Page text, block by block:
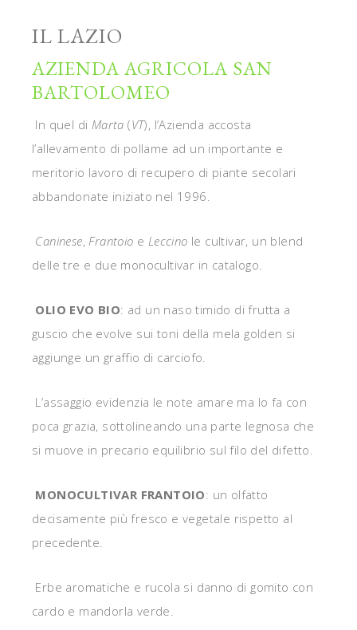
IL LAZIO
AZIENDA AGRICOLA SAN
BARTOLOMEO
In quel di Marta (VT), l’Azienda accosta
l’allevamento di pollame ad un importante e
meritorio lavoro di recupero di piante secolari
abbandonate iniziato nel 1996.
Caninese,Frantoio e Leccino le cultivar, un blend
delle tre e due monocultivar in catalogo.
OLIO EVO BIO: ad un naso timido di frutta a
guscio che evolve sui toni della mela golden si
aggiunge un graffio di carciofo.
L’assaggio evidenzia le note amare ma lo fa con
poca grazia, sottolineando una parte legnosa che
si muove in precario equilibrio sul filo del difetto.
MONOCULTIVAR FRANTOIO: un olfatto
decisamente più fresco e vegetale rispetto al
precedente.
Erbe aromatiche e rucola si danno di gomito con
cardo e mandorla verde.